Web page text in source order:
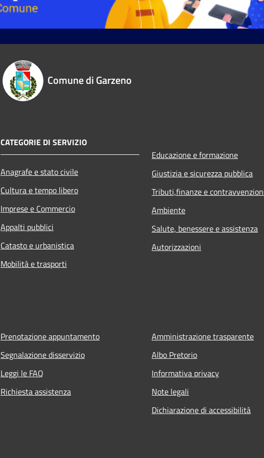
Comune di Garzeno
CATEGORIE DI SERVIZIO
Anagrafe e stato civile
Cultura e tempo libero
Imprese e Commercio
Appalti pubblici
Catasto e urbanistica
Mobilità e trasporti
Educazione e formazione
Giustizia e sicurezza pubblica
Tributi,finanze e
Ambiente
Salute, benessere e assistenza
Autorizzazioni
Prenotazione appuntamento
Segnalazione disservizio
Leggi le FAQ
Richiesta assistenza
Amministrazione trasparente
Albo Pretorio
Informativa privacy
Note legali
Dichiarazione di accessibilità